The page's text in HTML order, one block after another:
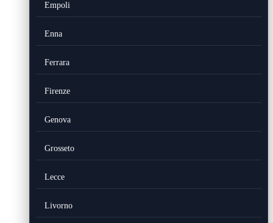
Empoli
Enna
Ferrara
Firenze
Genova
Grosseto
Lecce
Livorno